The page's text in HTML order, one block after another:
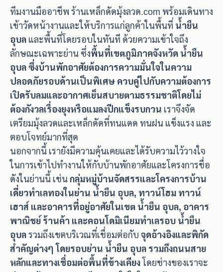
ทีมงานมืออาชีพ ร้านเหล็กดัดมุ้งลวด.com พร้อมเดินทาง
เข้าวัดหน้างานและให้บริการแก่ลูกค้าในพื้นที่ น้ำยืน
อุบล และพื้นที่โดยรอบในทันที ด้วยความเข้าใจถึง
ลักษณะเฉพาะย่าน ซึ่งพื้นที่เขตภูมิภาคจังหวัด น้ำยืน
อุบล ซึ่งบ้านพักอาศัยต้องการความมั่นใจในความ
ปลอดภัยรอบด้านเป็นพิเศษ ควบคู่ไปกับความต้องการ
เปิดรับลมและอากาศเย็นสบายตามธรรมชาติโดยไม่
ต้องกังวลเรื่องยุงหรือแมลงปีกแข็งรบกวน เราจึงจัด
เตรียมมุ้งลวดและเหล็กดัดที่ทนแดด ทนฝน แข็งแรง และ
ตอบโจทย์มากที่สุด
นอกจากนี้ เรายังมีความคุ้นเคยและได้รับความไว้วางใจ
ในการเข้าไปทำงานให้กับบ้านพักอาศัยและโครงการชื่อ
ดังในย่านนี้ เช่นกลุ่มหมู่บ้านจัดสรรและโครงการบ้าน
เดี่ยวทำเลทองในย่าน น้ำยืน อุบล, ทาวน์โฮม ทาวน์
เฮาส์ และอาคารที่อยู่อาศัยในเขต น้ำยืน อุบล, อาคาร
พาณิชย์ ร้านค้า และคอนโดมิเนียมทำเลรอบ น้ำยืน
อุบลรวมถึงเขตบริเวณที่เชื่อมต่อกับ จุดอ้างอิงและพิกัด
สำคัญต่างๆ โดยรอบย่าน น้ำยืน อุบล รวมถึงถนนสาย
หลักและทางเชื่อมต่อพื้นที่ข้างเคียงโดยช่างของเราจะ